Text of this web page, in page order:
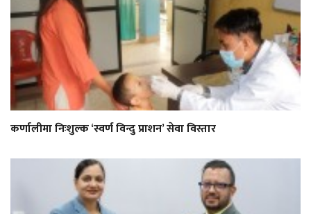
कर्णालीमा निःशुल्क ‘स्वर्ण विन्दु प्राशन’ सेवा विस्तार